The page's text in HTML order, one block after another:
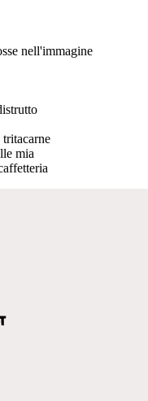
nell'immagine
mia